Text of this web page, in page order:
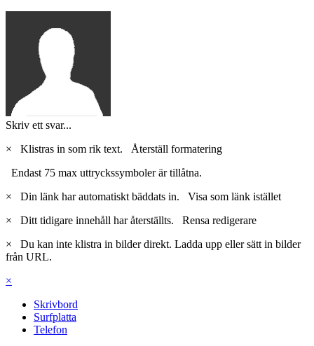
Skriv ett svar...
×
Klistras in som rik text. Återställ formatering
Endast 75 max uttryckssymboler är tillåtna.
×
Din länk har automatiskt bäddats in. Visa som länk istället
×
Ditt tidigare innehåll har återställts. Rensa redigerare
×
Du kan inte klistra in bilder direkt. Ladda upp eller sätt in bilder
från URL.
×
Skrivbord
Surfplatta
Telefon